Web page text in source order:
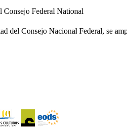
Consejo Federal National
del Consejo Nacional Federal, se